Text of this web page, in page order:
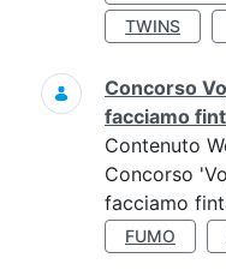
TWINS
Concorso
facciamo
Contenuto
Concorso
facciamo
FUMO